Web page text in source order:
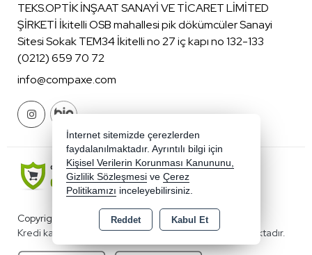
TEKS.OPTİK İNŞAAT SANAYİ VE TİCARET LİMİTED
ŞİRKETİ İkitelli OSB mahallesi pik dökümcüler Sanayi
Sitesi Sokak TEM34 İkitelli no 27 iç kapı no 132-133
(0212) 659 70 72
info@compaxe.com
Copyright 2026 compaxe.com - Tüm hakları saklıdır.
Kredi kartı bilgileriniz 256bit SSL sertifikası ile korunmaktadır.
İnternet sitemizde çerezlerden
faydalanılmaktadır. Ayrıntılı bilgi için
Kişisel Verilerin Korunması Kanununu,
Gizlilik Sözleşmesi ve Çerez
Politikamızı inceleyebilirsiniz.
Reddet Kabul Et